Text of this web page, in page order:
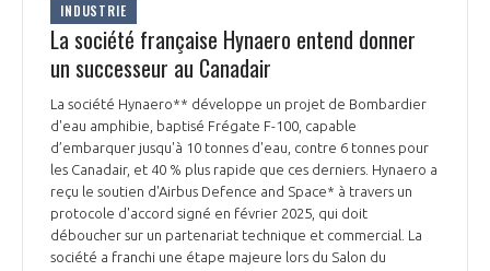
PRENDRE CONTACT AVEC LE MÉDIATEUR DE LA FILIÈRE
LES ENJEUX
COMPÉTITIVITÉ
EMPLOI & FORMATION
ENVIRONNEMENT
INNOVATION
LES PUBLICATIONS
DOCUMENTS & BROCHURES
RAPPORTS D'ACTIVITÉS
INDUSTRIE
La société française Hynaero entend donner
un successeur au Canadair
La société Hynaero** développe un projet de Bombardier
d'eau amphibie, baptisé Frégate F-100, capable
d’embarquer jusqu'à 10 tonnes d'eau, contre 6 tonnes pour
les Canadair, et 40 % plus rapide que ces derniers. Hynaero a
reçu le soutien d'Airbus Defence and Space* à travers un
protocole d'accord signé en février 2025, qui doit
déboucher sur un partenariat technique et commercial. La
société a franchi une étape majeure lors du Salon du